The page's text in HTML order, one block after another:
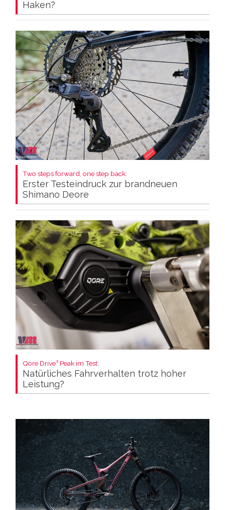
Haken?
Two steps forward, one step back:
Erster Testeindruck zur brandneuen
Shimano Deore
Qore Drive³ Peak im Test:
Natürliches Fahrverhalten trotz hoher
Leistung?